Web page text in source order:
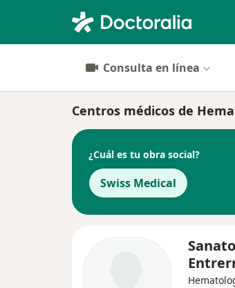
Consulta en línea
Centros médicos de
¿Cuál es tu obra social?
Swiss Medical